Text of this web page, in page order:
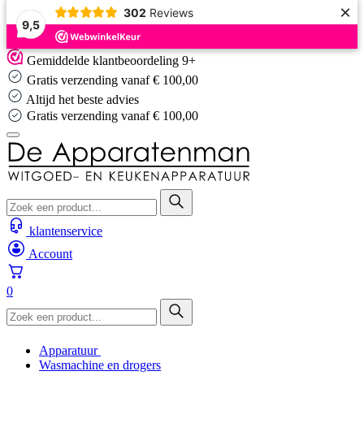
9,5
302 Reviews ×
Skip
to
content
Gemiddelde klantbeoordeling 9+
Gratis verzending vanaf € 100,00
Altijd het beste advies
Altijd het beste advies
…
klantenservice
Account
0
Apparatuur
Wasmachine en drogers